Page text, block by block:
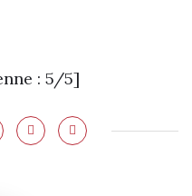
: 5/5]